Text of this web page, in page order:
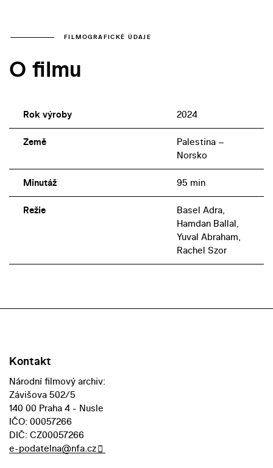
FILMOGRAFICKÉ ÚDAJE
O filmu
Rok výroby 2024
Země
Palestina –
Norsko
Minutáž 95 min
Režie
Basel Adra,
Hamdan Ballal,
Yuval Abraham,
Rachel Szor
Kontakt
Národní filmový archiv:
Závišova 502/5
140 00 Praha 4 - Nusle
IČO: 00057266
DIČ: CZ00057266
e-podatelna@nfa.cz